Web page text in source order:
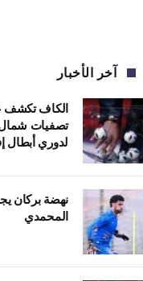
آخر الأخبار
الكاف تكشف
تصفيات شمال
لدوري أبطال
نهضة بركان
المحمدي